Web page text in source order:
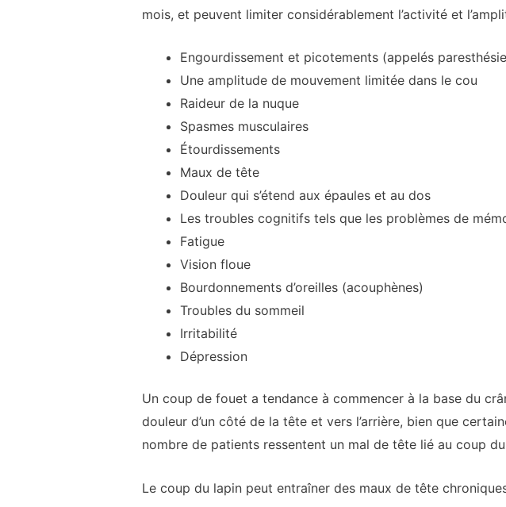
mois, et peuvent limiter considérablement l’activité et
Engourdissement et picotements (appelés
Une amplitude de mouvement limitée dans le cou
Raideur de la nuque
Spasmes musculaires
Étourdissements
Maux de tête
Douleur qui s’étend aux épaules et au dos
Les troubles cognitifs tels que les problèmes de
Fatigue
Vision floue
Bourdonnements d’oreilles (acouphènes)
Troubles du sommeil
Irritabilité
Dépression
Un coup de fouet a tendance à commencer à la base du
douleur d’un côté de la tête et vers l’arrière, bien que
nombre de patients ressentent un mal de tête lié au coup
Le coup du lapin peut entraîner des maux de tête